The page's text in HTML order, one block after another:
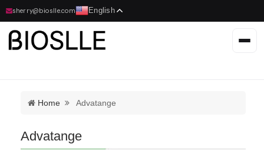
sherry@bioslle.com English
Home Advatange
Advatange